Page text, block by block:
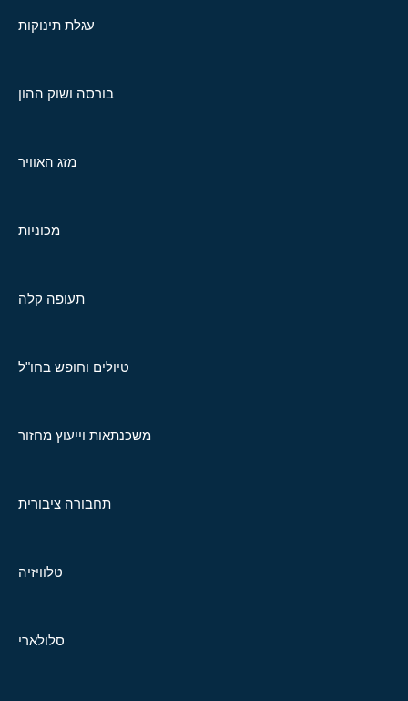
עגלת תינוקות
בורסה ושוק ההון
מזג האוויר
מכוניות
תעופה קלה
טיולים וחופש בחו"ל
משכנתאות וייעוץ מחזור
תחבורה ציבורית
טלוויזיה
סלולארי